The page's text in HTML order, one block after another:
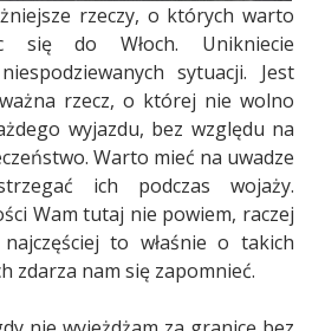
rzeczy, o których warto
się do Włoch. Unikniecie
sytuacji. Jest
rzecz, o której nie wolno
wyjazdu, bez względu na
Warto mieć na uwadze
ich podczas wojaży.
Wam tutaj nie powiem, raczej
to właśnie o takich
zdarza nam się zapomnieć.